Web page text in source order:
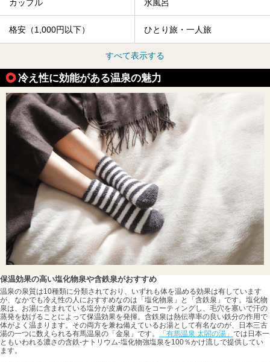
カップル 水風呂
格安（1,000円以下） ひとり旅・一人旅
すべて表示する
冷え性に効能がある温泉の魅力
保温効果の高い塩化物泉や含鉄泉がおすすめ
温泉の泉質は10種類に分類されており、いずれも体を温める効果は有しています
が、なかでも冷え性の人におすすめなのは「塩化物泉」と「含鉄泉」です。塩化物
泉は、お湯に含まれている塩分が皮膚の表面をコーティングし、毛穴を塞いで汗の
蒸発を妨げることによって保温効果を発揮。含鉄泉は熱伝導率の良い鉄分の作用で
体がよく温まります。その両方を兼ね備えているお湯として有名なのが、日本三古
湯の一つに数えられる有馬温泉の「金泉」です。
「有馬温泉 太閤の湯」 では日本一
ともいわれる濃さの含鉄-ナトリウム-塩化物強塩泉を100％かけ流しで提供してい
ます。